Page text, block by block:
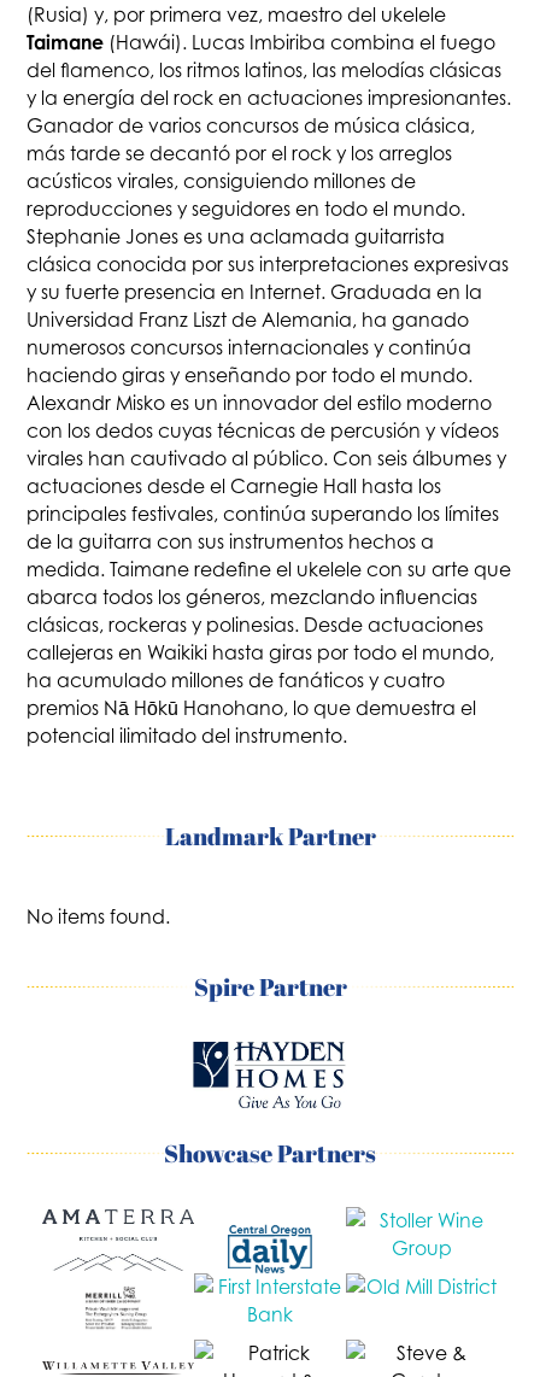
(Rusia) y, por primera vez, maestro del ukelele
Taimane (Hawái). Lucas Imbiriba combina el fuego
del flamenco, los ritmos latinos, las melodías clásicas
y la energía del rock en actuaciones impresionantes.
Ganador de varios concursos de música clásica,
más tarde se decantó por el rock y los arreglos
acústicos virales, consiguiendo millones de
reproducciones y seguidores en todo el mundo.
Stephanie Jones es una aclamada guitarrista
clásica conocida por sus interpretaciones expresivas
y su fuerte presencia en Internet. Graduada en la
Universidad Franz Liszt de Alemania, ha ganado
numerosos concursos internacionales y continúa
haciendo giras y enseñando por todo el mundo.
Alexandr Misko es un innovador del estilo moderno
con los dedos cuyas técnicas de percusión y vídeos
virales han cautivado al público. Con seis álbumes y
actuaciones desde el Carnegie Hall hasta los
principales festivales, continúa superando los límites
de la guitarra con sus instrumentos hechos a
medida. Taimane redefine el ukelele con su arte que
abarca todos los géneros, mezclando influencias
clásicas, rockeras y polinesias. Desde actuaciones
callejeras en Waikiki hasta giras por todo el mundo,
ha acumulado millones de fanáticos y cuatro
premios Nā Hōkū Hanohano, lo que demuestra el
potencial ilimitado del instrumento.
Landmark Partner
No items found.
Spire Partner
Showcase Partners